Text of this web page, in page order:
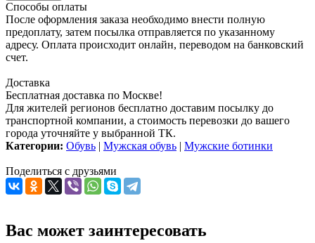
Способы оплаты
После оформления заказа необходимо внести полную
предоплату, затем посылка отправляется по указанному
адресу. Оплата происходит онлайн, переводом на банковский
счет.
Доставка
Бесплатная доставка по Москве!
Для жителей регионов бесплатно доставим посылку до
транспортной компании, а стоимость перевозки до вашего
города уточняйте у выбранной ТК.
Категории: Обувь | Мужская обувь | Мужские ботинки
Поделиться с друзьями
Вас может заинтересовать